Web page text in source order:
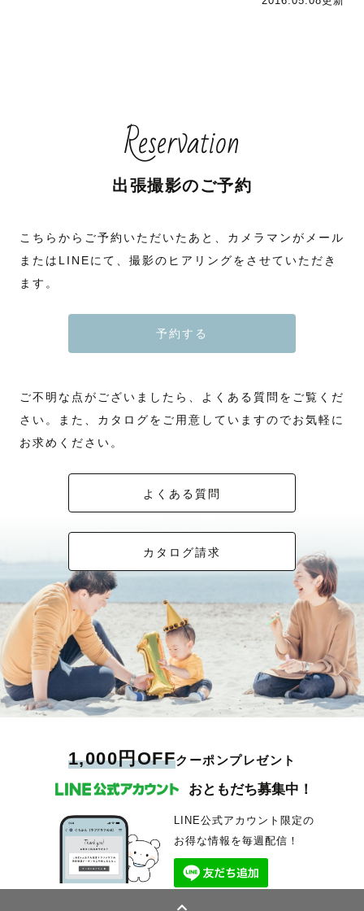
Reservation
出張撮影のご予約
こちらからご予約いただいたあと、カメラマンがメール
またはLINEにて、撮影のヒアリングをさせていただき
ます。
予約する
ご不明な点がございましたら、よくある質問をご覧くだ
さい。また、カタログをご用意していますのでお気軽に
お求めください。
よくある質問
カタログ請求
1,000円OFFクーポンプレゼント
おともだち募集中！
LINE公式アカウント限定の
お得な情報を毎週配信！